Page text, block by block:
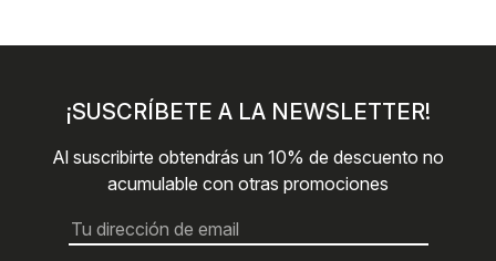
¡SUSCRÍBETE A LA NEWSLETTER!
Al suscribirte obtendrás un 10% de descuento no
acumulable con otras promociones